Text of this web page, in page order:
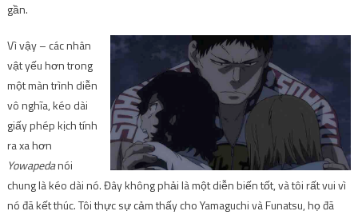
gần.
Vì vậy – các nhân
vật yếu hơn trong
một màn trình diễn
vô nghĩa, kéo dài
giấy phép kịch tính
ra xa hơn
Yowapedanói
chung là kéo dài nó. Đây không phải là một diễn biến tốt, và tôi rất vui vì
nó đã kết thúc. Tôi thực sự cảm thấy cho Yamaguchi và Funatsu, họ đã